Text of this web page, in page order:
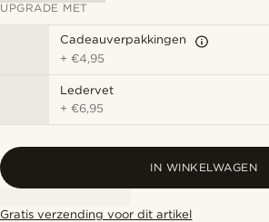
UPGRADE MET
Cadeauverpakkingen
+€4,95
Ledervet
+€6,95
IN WINKELWAGEN
Gratis verzending voor dit artikel